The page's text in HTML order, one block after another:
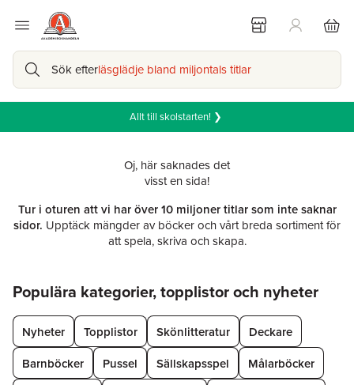
Sök efterläsglädje bland miljontals titlar
Allt till skolstarten! ❯
Oj, här saknades det
visst en sida!
Tur i oturen att vi har över 10 miljoner titlar som inte saknar
sidor. Upptäck mängder av böcker och vårt breda sortiment för
att spela, skriva och skapa.
Populära kategorier, topplistor och nyheter
Nyheter Topplistor Skönlitteratur
Deckare
Barnböcker
Pussel Sällskapsspel
Målarböcker